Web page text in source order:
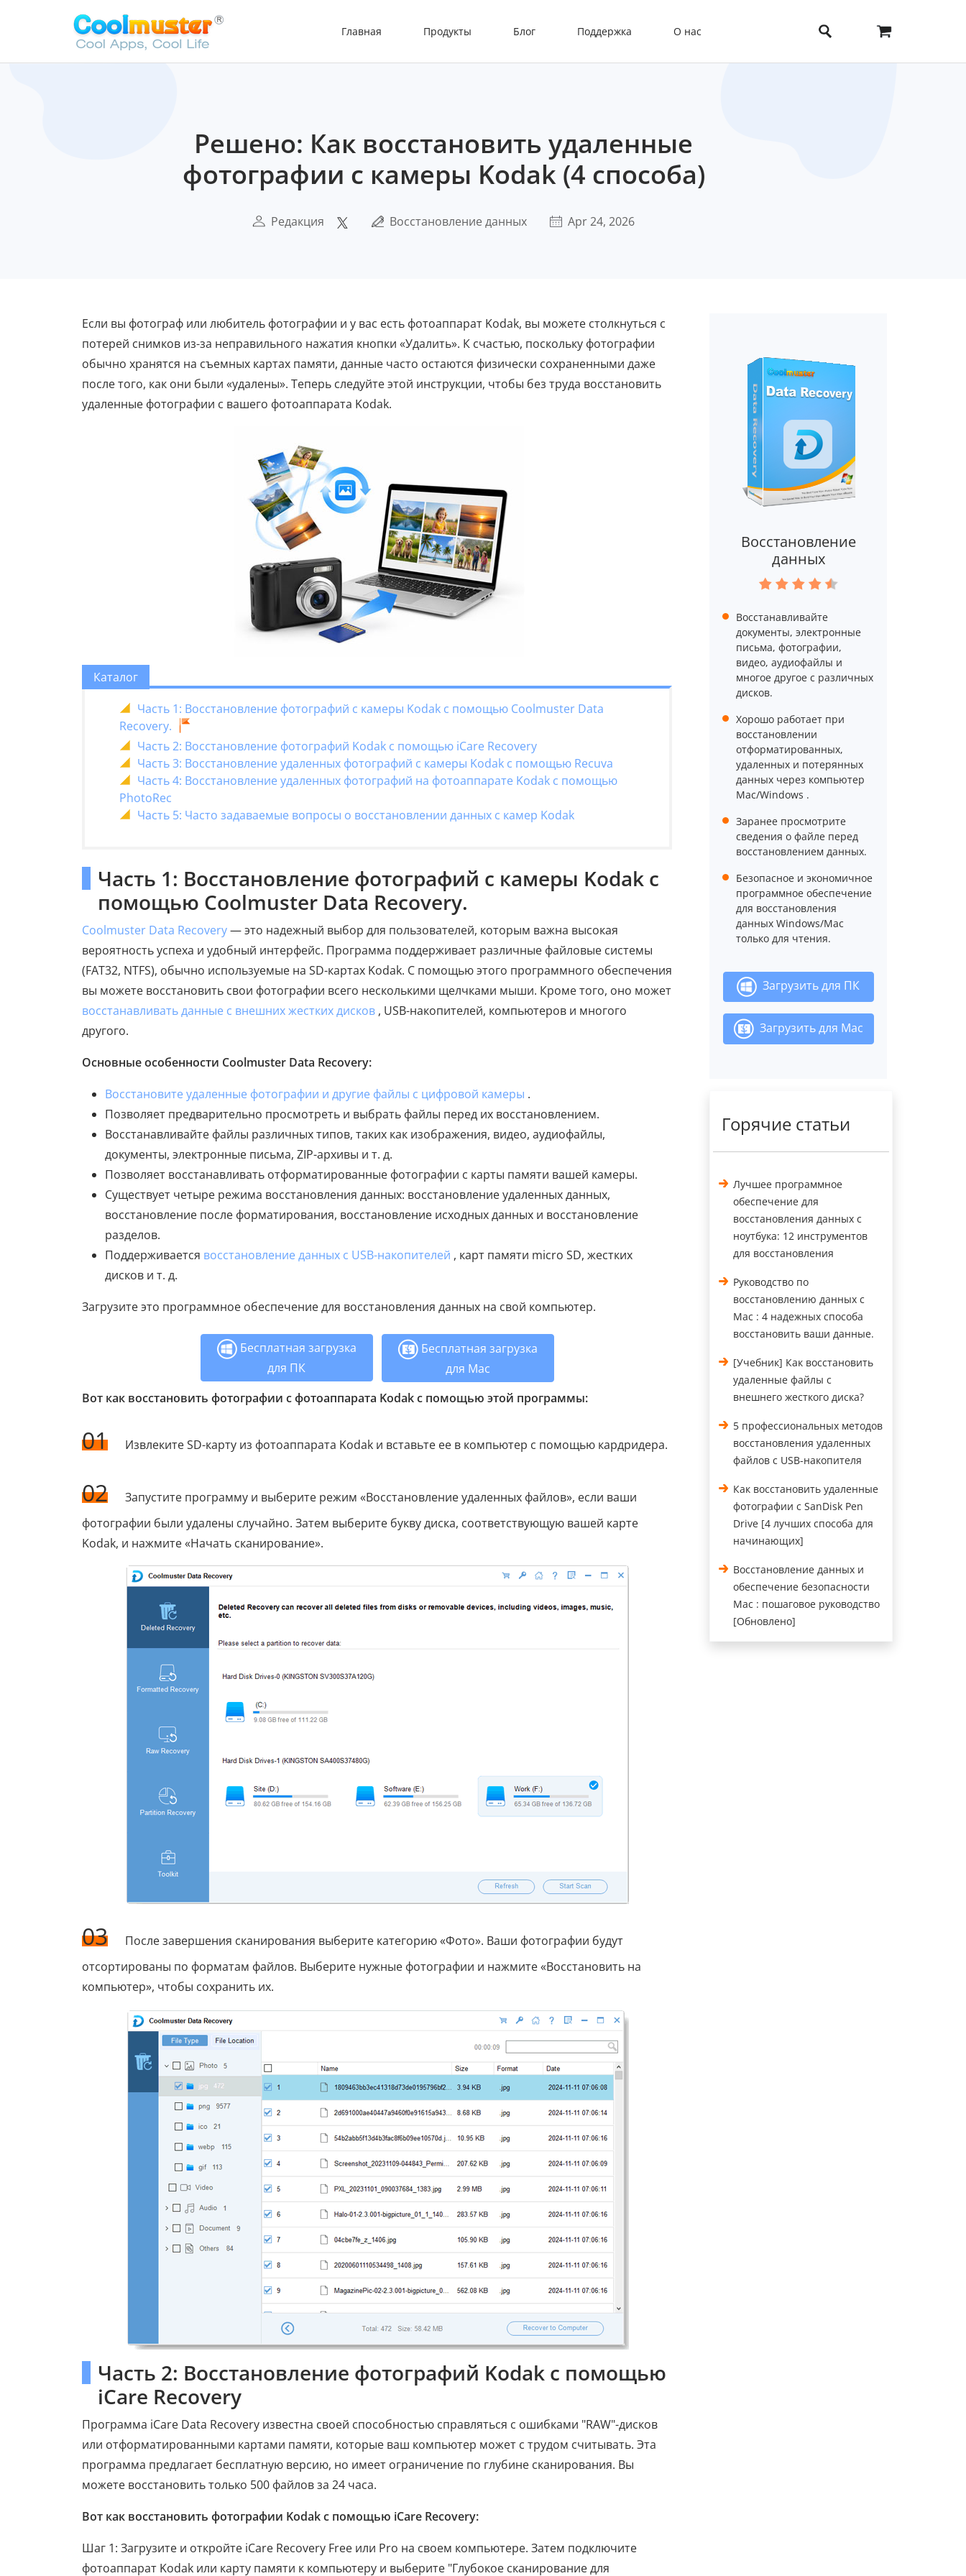
Главная Продукты Блог Поддержка О нас
Решено: Как восстановить удаленные
фотографии с камеры Kodak (4 способа)
Редакция Восстановление данных Apr 24, 2026
Если вы фотограф или любитель фотографии и у вас есть фотоаппарат Kodak, вы можете столкнуться с
потерей снимков из-за неправильного нажатия кнопки «Удалить». К счастью, поскольку фотографии
обычно хранятся на съемных картах памяти, данные часто остаются физически сохраненными даже
после того, как они были «удалены». Теперь следуйте этой инструкции, чтобы без труда восстановить
удаленные фотографии с вашего фотоаппарата Kodak.
Каталог
Часть 1: Восстановление фотографий с камеры Kodak с помощью Coolmuster Data
Recovery.
Часть 2: Восстановление фотографий Kodak с помощью iCare Recovery
Часть 3: Восстановление удаленных фотографий с камеры Kodak с помощью Recuva
Часть 4: Восстановление удаленных фотографий на фотоаппарате Kodak с помощью
PhotoRec
Часть 5: Часто задаваемые вопросы о восстановлении данных с камер Kodak
Часть 1: Восстановление фотографий с камеры Kodak с
помощью Coolmuster Data Recovery.
Coolmuster Data Recovery— это надежный выбор для пользователей, которым важна высокая
вероятность успеха и удобный интерфейс. Программа поддерживает различные файловые системы
(FAT32, NTFS), обычно используемые на SD-картах Kodak. С помощью этого программного обеспечения
вы можете восстановить свои фотографии всего несколькими щелчками мыши. Кроме того, оно может
восстанавливать данные с внешних жестких дисков , USB-накопителей, компьютеров и многого
другого.
Основные особенности Coolmuster Data Recovery:
Восстановите удаленные фотографии и другие файлы с цифровой камеры .
Позволяет предварительно просмотреть и выбрать файлы перед их восстановлением.
Восстанавливайте файлы различных типов, таких как изображения, видео, аудиофайлы,
документы, электронные письма, ZIP-архивы и т. д.
Позволяет восстанавливать отформатированные фотографии с карты памяти вашей камеры.
Существует четыре режима восстановления данных: восстановление удаленных данных,
восстановление после форматирования, восстановление исходных данных и восстановление
разделов.
Поддерживается восстановление данных с USB-накопителей , карт памяти micro SD, жестких
дисков и т. д.
Загрузите это программное обеспечение для восстановления данных на свой компьютер.
Бесплатная загрузка
для ПК
Бесплатная загрузка
для Mac
Вот как восстановить фотографии с фотоаппарата Kodak с помощью этой программы:
01 Извлеките SD-карту из фотоаппарата Kodak и вставьте ее в компьютер с помощью кардридера.
02
Запустите программу и выберите режим «Восстановление удаленных файлов», если ваши
фотографии были удалены случайно. Затем выберите букву диска, соответствующую вашей карте
Kodak, и нажмите «Начать сканирование».
03
После завершения сканирования выберите категорию «Фото». Ваши фотографии будут
отсортированы по форматам файлов. Выберите нужные фотографии и нажмите «Восстановить на
компьютер», чтобы сохранить их.
Часть 2: Восстановление фотографий Kodak с помощью
iCare Recovery
Программа iCare Data Recovery известна своей способностью справляться с ошибками "RAW"-дисков
или отформатированными картами памяти, которые ваш компьютер может с трудом считывать. Эта
программа предлагает бесплатную версию, но имеет ограничение по глубине сканирования. Вы
можете восстановить только 500 файлов за 24 часа.
Вот как восстановить фотографии Kodak с помощью iCare Recovery:
Шаг 1: Загрузите и откройте iCare Recovery Free или Pro на своем компьютере. Затем подключите
фотоаппарат Kodak или карту памяти к компьютеру и выберите "Глубокое сканирование для
Восстановление
данных
Восстанавливайте
документы, электронные
письма, фотографии,
видео, аудиофайлы и
многое другое с различных
дисков.
Хорошо работает при
восстановлении
отформатированных,
удаленных и потерянных
данных через компьютер
Mac/Windows .
Заранее просмотрите
сведения о файле перед
восстановлением данных.
Безопасное и экономичное
программное обеспечение
для восстановления
данных Windows/Mac
только для чтения.
Загрузить для ПК
Загрузить для Mac
Горячие статьи
Лучшее программное
обеспечение для
восстановления данных с
ноутбука: 12 инструментов
для восстановления
Руководство по
восстановлению данных с
Mac : 4 надежных способа
восстановить ваши данные.
[Учебник] Как восстановить
удаленные файлы с
внешнего жесткого диска?
5 профессиональных методов
восстановления удаленных
файлов с USB-накопителя
Как восстановить удаленные
фотографии с SanDisk Pen
Drive [4 лучших способа для
начинающих]
Восстановление данных и
обеспечение безопасности
Mac : пошаговое руководство
[Обновлено]